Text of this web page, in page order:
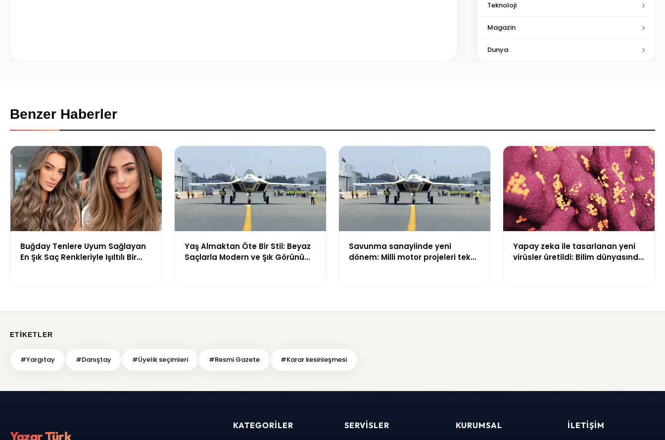
Teknoloji
Magazin
Dunya
Benzer Haberler
Buğday Tenlere Uyum Sağlayan
En Şık Saç Renkleriyle Işıltılı Bir
Yaş Almaktan Öte Bir Stil: Beyaz
Saçlarla Modern ve Şık Görünüm
Savunma sanayiinde yeni
dönem: Milli motor projeleri tek
Yapay zeka ile tasarlanan yeni
virüsler üretildi: Bilim dünyasında
ETIKETLER
#Yargıtay #Danıştay #Üyelik seçimleri #Resmi Gazete #Karar kesinleşmesi
Yazar Türk
KATEGORILER SERVISLER KURUMSAL İLETIŞIM